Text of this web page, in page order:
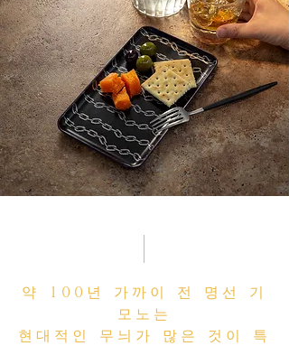
약 100년 가까이 전 명선 기
모노는
현대적인 무늬가 많은 것이 특